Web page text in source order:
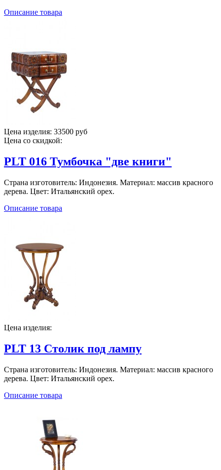
Описание товара
Цена изделия: 33500 руб
Цена со скидкой:
PLT 016 Тумбочка "две книги"
Страна изготовитель: Индонезия. Материал: массив красного
дерева. Цвет: Итальянский орех.
Описание товара
Цена изделия:
PLT 13 Столик под лампу
Страна изготовитель: Индонезия. Материал: массив красного
дерева. Цвет: Итальянский орех.
Описание товара